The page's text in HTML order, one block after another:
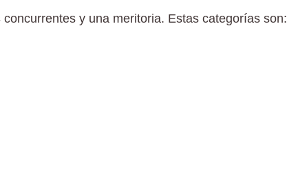
y una meritoria. Estas categorías son: